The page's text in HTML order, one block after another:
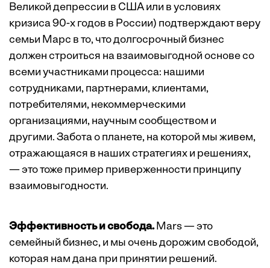
Великой депрессии в США или в условиях
кризиса 90-х годов в России) подтверждают веру
семьи Марс в то, что долгосрочный бизнес
должен строиться на взаимовыгодной основе со
всеми участниками процесса: нашими
сотрудниками, партнерами, клиентами,
потребителями, некоммерческими
организациями, научным сообществом и
другими. Забота о планете, на которой мы живем,
отражающаяся в наших стратегиях и решениях,
— это тоже пример приверженности принципу
взаимовыгодности.
Эффективность и свобода.Mars — это
семейный бизнес, и мы очень дорожим свободой,
которая нам дана при принятии решений.